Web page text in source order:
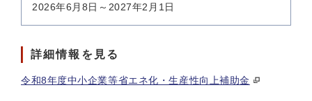
2026年6月8日～2027年2月1日
詳細情報を見る
令和8年度中小企業等省エネ化・生産性向上補助金